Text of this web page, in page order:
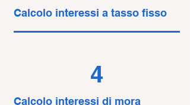
Calcolo interessi a tasso fisso
4
Calcolo interessi di mora